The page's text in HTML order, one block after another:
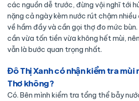
các nguồn dễ trước, đừng vội nghĩ tới
nặng cả ngày kèm nước rút chậm
về hầm đầy và cần gọi thợ đo mức
cần vừa tốn tiền vừa không hết mùi,
vẫn là bước quan trọng nhất.
Đô Thị Xanh có nhận kiểm tra mùi
Thơ không?
Có. Bên mình kiểm tra tổng thể bẫy